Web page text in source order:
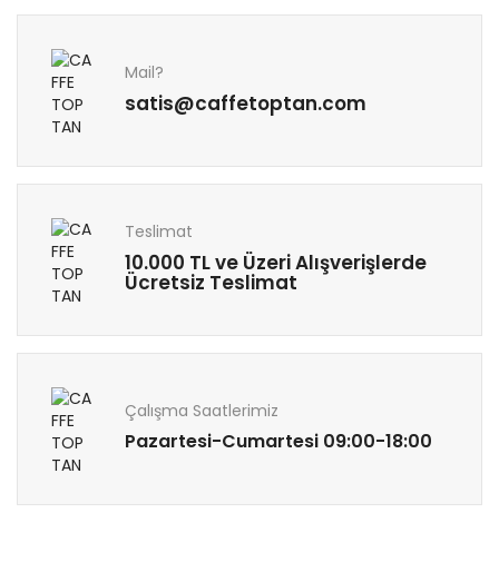
Mail?
satis@caffetoptan.com
Teslimat
10.000 TL ve Üzeri Alışverişlerde
Ücretsiz Teslimat
Çalışma Saatlerimiz
Pazartesi-Cumartesi 09:00-18:00